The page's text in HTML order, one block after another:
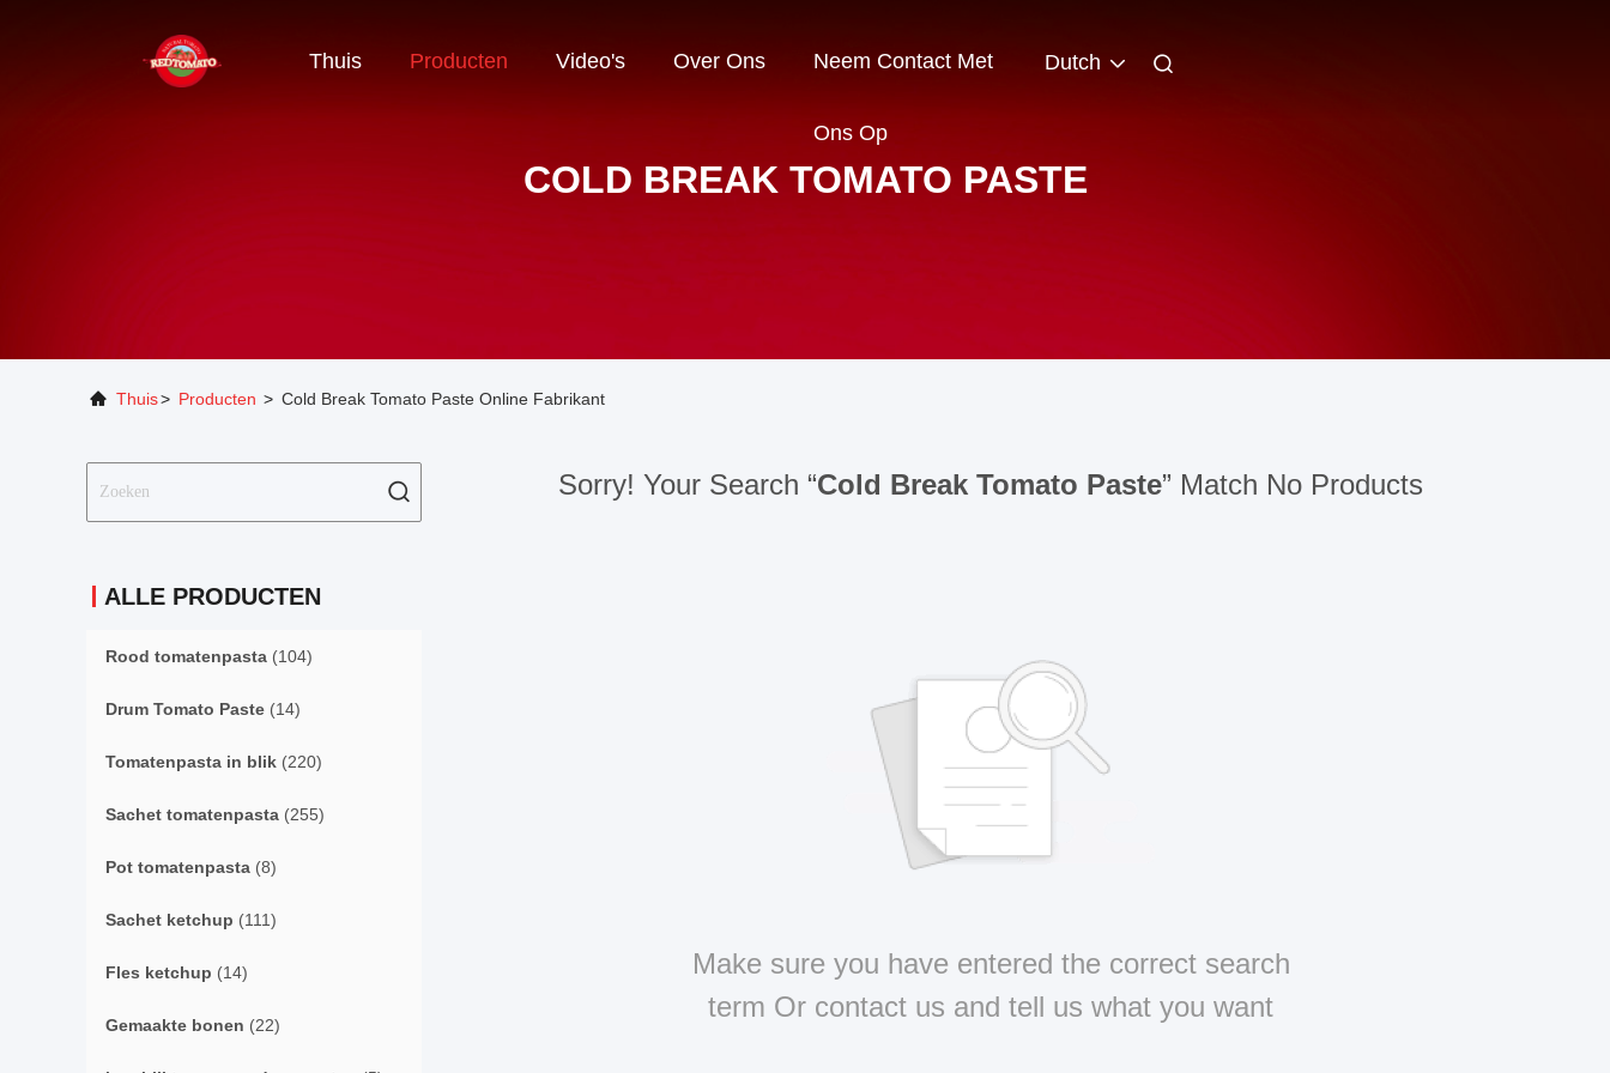
Thuis Producten Video's Over Ons Neem Contact Met
Ons Op
Dutch
COLD BREAK TOMATO PASTE
Thuis> Producten > Cold Break Tomato Paste Online Fabrikant
ALLE PRODUCTEN
Rood tomatenpasta (104)
Drum Tomato Paste (14)
Tomatenpasta in blik (220)
Sachet tomatenpasta (255)
Pot tomatenpasta (8)
Sachet ketchup (111)
Fles ketchup (14)
Gemaakte bonen (22)
Sorry! Your Search “Cold Break Tomato Paste” Match No Products
Make sure you have entered the correct search
term Or contact us and tell us what you want